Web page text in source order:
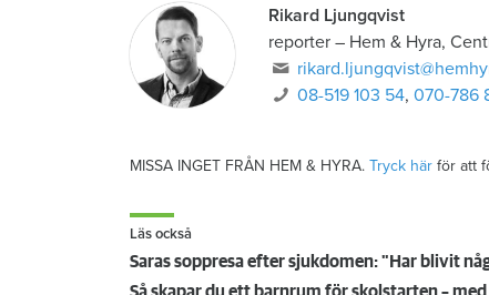
Rikard Ljungqvist
reporter – Hem & Hyra,
08-519 103 54,070-786
MISSA INGET FRÅN HEM & HYRA. Tryck här för att
Läs också
Saras soppresa efter sjukdomen: "Har blivit
Så skapar du ett barnrum för skolstarten –